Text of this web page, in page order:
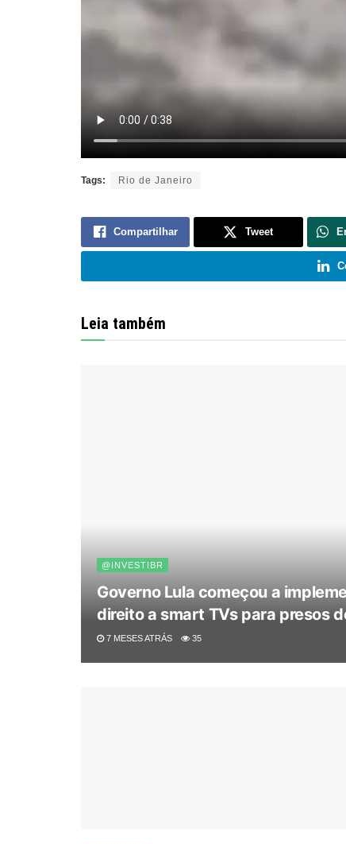
Tags: Rio de Janeiro
Compartilhar Tweet
Leia também
@INVESTIBR
Governo Lula começou a
direito a smart TVs para presos
7 MESES ATRÁS 35